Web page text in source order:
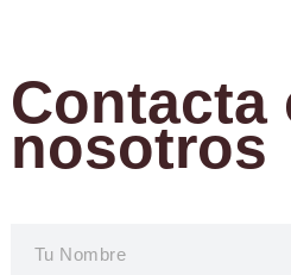
Contacta
nosotros